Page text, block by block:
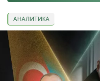
АНАЛИТИКА